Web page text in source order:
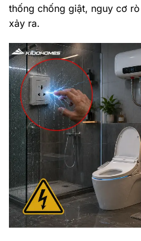
thống chống giật, nguy cơ
xảy ra.